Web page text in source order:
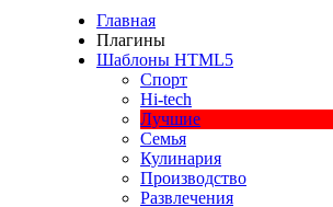
Главная
Плагины
Шаблоны HTML5
Спорт
Hi-tech
Лучшие
Семья
Кулинария
Производство
Развлечения